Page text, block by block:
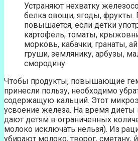
Устраняют нехватку
белка овощи, ягоды, фрукты.
повышается, если детки
картофель, томаты,
морковь, кабачки, гранаты,
груши, землянику, арбузы,
смородину.
Чтобы продукты, повышающие
принесли пользу, необходимо
содержащую кальций. Этот
усвоение железа. На время
дают детям в ограниченных
молоко исключать нельзя). Из
убирают молоко, творог, сметану,